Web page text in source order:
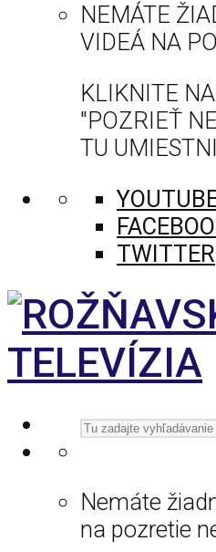
NEMÁTE
VIDEÁ NA
KLIKNITE
"POZRIEŤ
TU
TWITTER
Nemáte
na pozretie